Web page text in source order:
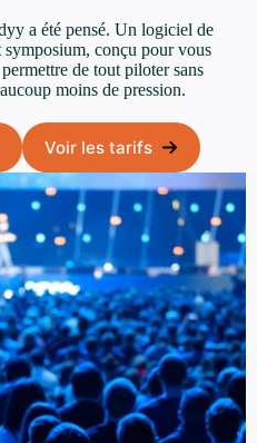
a été pensé. Un logiciel de
conçu pour vous
de tout piloter sans
moins de pression.
Voir les tarifs